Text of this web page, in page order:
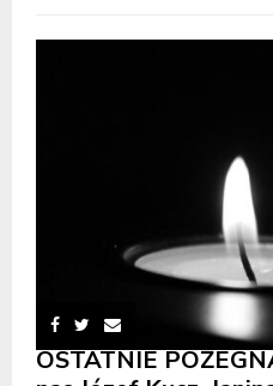
OSTATNIE